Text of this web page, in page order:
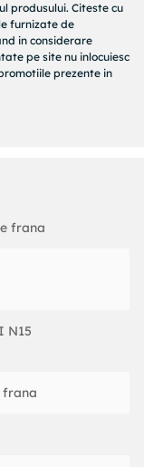
surub gaurit
produsului. Citeste cu
furnizate de
in considerare
pe site nu inlocuiesc
prezente in
frana
N15
frana